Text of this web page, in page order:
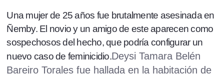
Una mujer de 25 años fue brutalmente asesinada en
Ñemby. El novio y un amigo de este aparecen como
sospechosos del hecho, que podría configurar un
nuevo caso de feminicidio.Deysi Tamara Belén
Bareiro Torales fue hallada en la habitación de